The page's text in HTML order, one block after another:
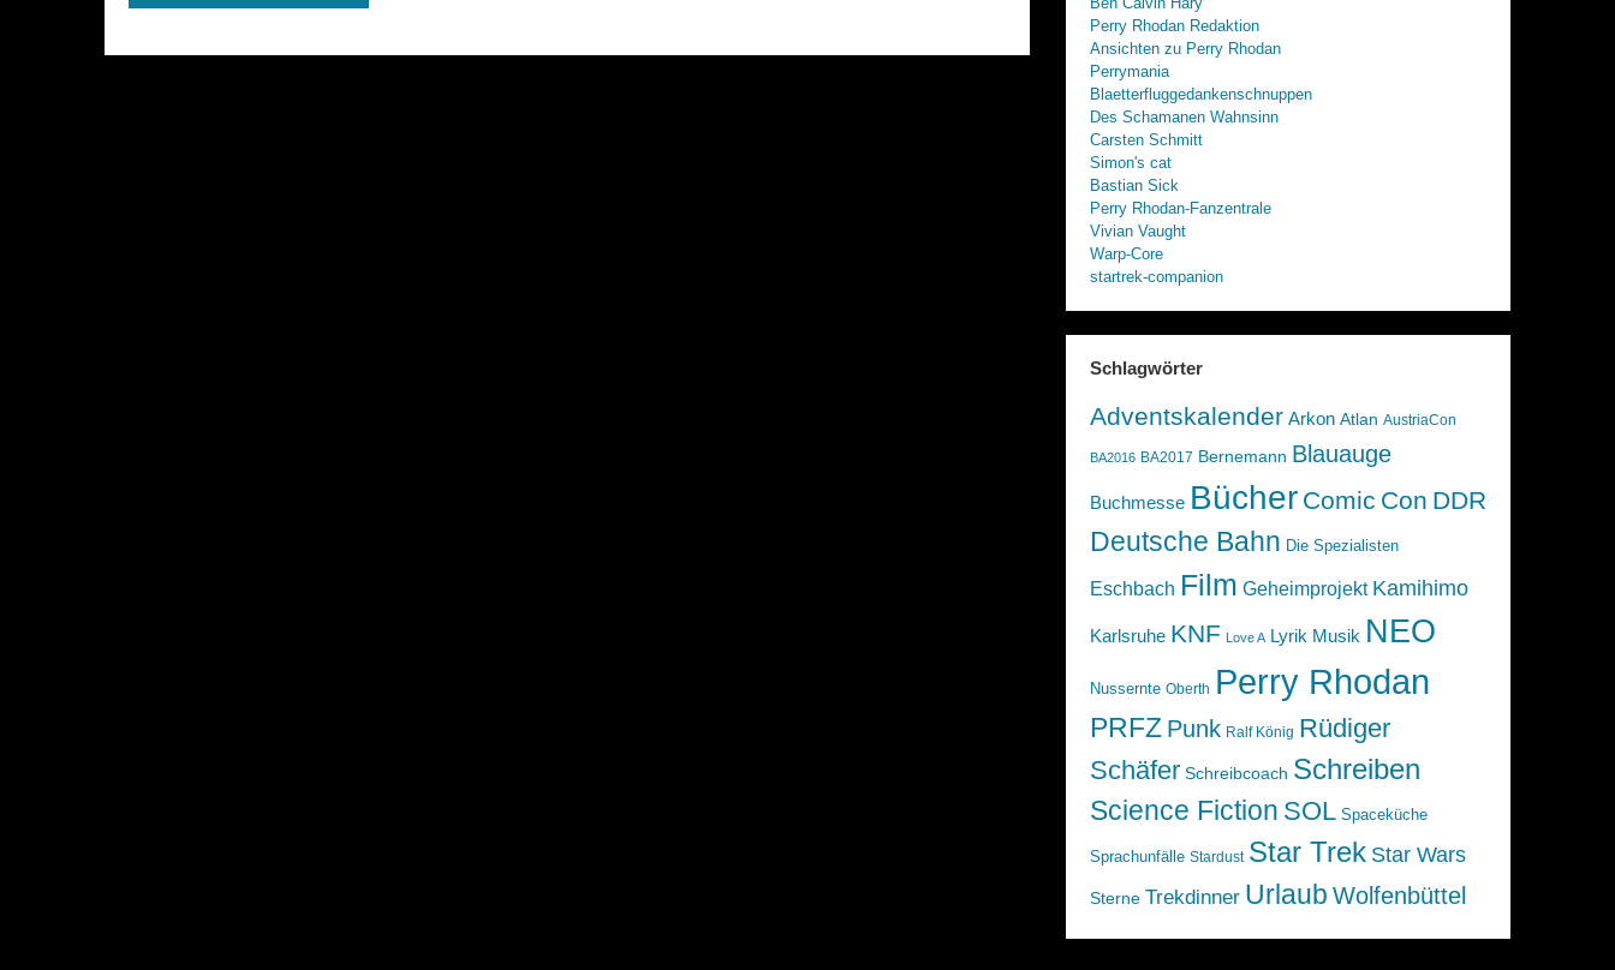
Perry Rhodan Redaktion
Ansichten zu Perry Rhodan
Perrymania
Blaetterfluggedankenschnuppen
Des Schamanen Wahnsinn
Carsten Schmitt
Simon's cat
Bastian Sick
Perry Rhodan-Fanzentrale
Vivian Vaught
Warp-Core
startrek-companion
Schlagwörter
Adventskalender Arkon Atlan AustriaCon
BA2016 BA2017 Bernemann Blauauge
Buchmesse Bücher Comic Con DDR
Deutsche Bahn Die Spezialisten
Eschbach Film Geheimprojekt Kamihimo
Karlsruhe KNF Love A Lyrik Musik NEO
Nussernte Oberth Perry Rhodan
PRFZ Punk Ralf König Rüdiger
Schäfer Schreibcoach Schreiben
Science Fiction SOL Spaceküche
Sprachunfälle Stardust Star Trek Star Wars
Sterne Trekdinner Urlaub Wolfenbüttel